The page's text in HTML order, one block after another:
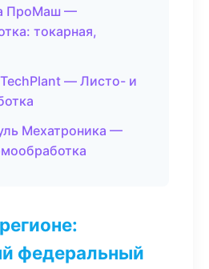
ПроМаш —
токарная,
— Листо- и
Мехатроника —
федеральный